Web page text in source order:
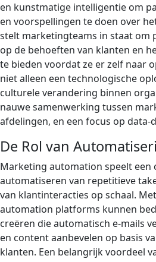
en kunstmatige intelligentie om
en voorspellingen te doen over
stelt marketingteams in staat om
op de behoeften van klanten en
te bieden voordat ze er zelf naar
niet alleen een technologische
culturele verandering binnen
nauwe samenwerking tussen
afdelingen, en een focus op
De Rol van
Marketing automation speelt een
automatiseren van repetitieve
van klantinteracties op schaal.
automation platforms kunnen
creëren die automatisch e-mails
en content aanbevelen op basis
klanten. Een belangrijk voordeel